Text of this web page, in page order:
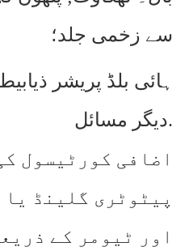
سے زخمی جلد؛
ہائی بلڈ پریشر
دیگر مسائل.
اضافی کورٹیسول
پیٹوٹری گلینڈ
اور ٹیومر کے